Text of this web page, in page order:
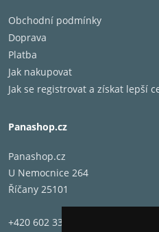
Obchodní podmínky
Doprava
Platba
Jak nakupovat
Jak se registrovat a získat lepší
Panashop.cz
Panashop.cz
U Nemocnice 264
Říčany 25101
+420 602 331 662